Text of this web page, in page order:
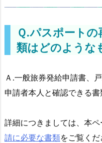
Ｑ.パスポート
類はどのような
Ａ.一般旅券発給申請書、
申請者本人と確認できる書
詳細につきましては、本
請に必要な書類をご覧くだ